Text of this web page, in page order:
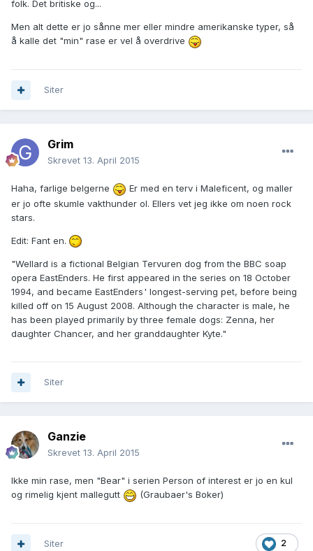
folk. Det britiske og...
Men alt dette er jo sånne mer eller mindre amerikanske typer, så
å kalle det "min" rase er vel å overdrive
Siter
Grim
Skrevet 13. April 2015
Haha, farlige belgerne
Er med en terv i Maleficent, og maller
er jo ofte skumle vakthunder ol. Ellers vet jeg ikke om noen rock
stars.
Edit: Fant en.
"Wellard is a fictional Belgian Tervuren dog from the BBC soap
opera EastEnders. He first appeared in the series on 18 October
1994, and became EastEnders '​ longest-serving pet, before being
killed off on 15 August 2008. Although the character is male, he
has been played primarily by three female dogs: Zenna, her
daughter Chancer, and her granddaughter Kyte."
Siter
Ganzie
Skrevet 13. April 2015
Ikke min rase, men "Bear" i serien Person of interest er jo en kul
og rimelig kjent mallegutt
(Graubaer's Boker)
2
Siter